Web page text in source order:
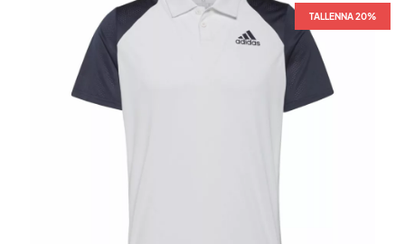
TALLENNA 20%
TALLENNA 20%
TALLENNA 20%
TALLENNA 20%
TALLENNA 20%